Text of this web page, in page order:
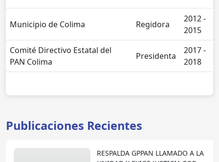
Municipio de Colima Regidora
2012 -
2015
Comité Directivo Estatal del
PAN Colima
Presidenta
2017 -
2018
Publicaciones Recientes
RESPALDA GPPAN LLAMADO A LA